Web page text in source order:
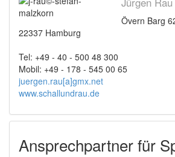
Övern Barg
22337 Hamburg
Tel: +49 - 40 - 500 48 300
Mobil: +49 - 178 - 545 00 65
juergen.rau[a]gmx.net
www.schallundrau.de
Ansprechpartner für